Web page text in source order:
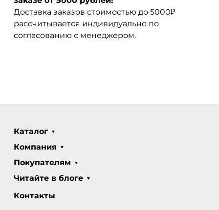
Доставка заказов стоимостью до 5000₽
рассчитывается индивидуально по
согласованию с менеджером.
Каталог
Компания
Покупателям
Читайте в блоге
Контакты